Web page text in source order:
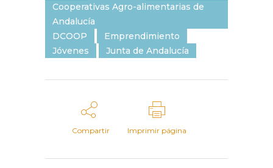
Cooperativas Agro-alimentarias de
Andalucía
DCOOP
Emprendimiento
Jóvenes
Junta de Andalucía
Compartir Imprimir página